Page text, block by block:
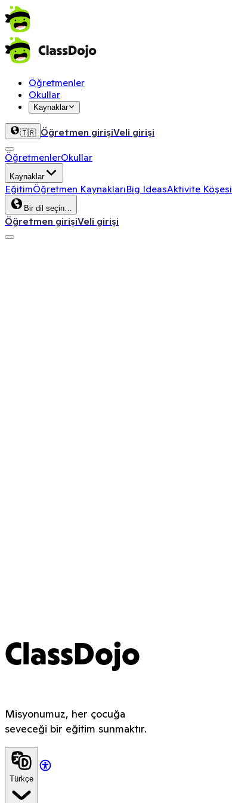
Öğretmenler
Okullar
Kaynaklar
🇹🇷 Öğretmen girişiVeli girişi
ÖğretmenlerOkullar
Kaynaklar
EğitimÖğretmen KaynaklarıBig IdeasAktivite Köşesi
Bir dil seçin…
Öğretmen girişiVeli girişi
ClassDojo
Misyonumuz, her çocuğa
seveceği bir eğitim sunmaktır.
Türkçe